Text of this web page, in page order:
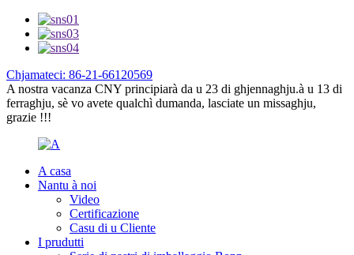
Chjamateci: 86-21-66120569
A nostra vacanza CNY principiarà da u 23 di ghjennaghju.à u 13 di
ferraghju, sè vo avete qualchì dumanda, lasciate un missaghju,
grazie !!!
A casa
Nantu à noi
Video
Certificazione
Casu di u Cliente
I prudutti